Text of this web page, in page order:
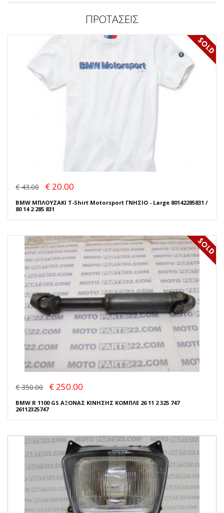
ΠΡΟΤΑΣΕΙΣ
€ 43.00 € 20.00
BMW ΜΠΛΟΥΖΑΚΙ T-Shirt Motorsport ΓΝΗΣΙΟ - Large 80142285831 /
80 14 2 285 831
€ 350.00 € 250.00
BMW R 1100 GS ΑΞΟΝΑΣ ΚΙΝΗΣΗΣ ΚΟΜΠΛΕ 26 11 2 325 747
26112325747